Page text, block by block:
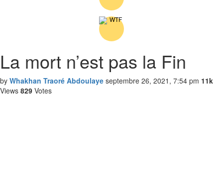
La mort n’est pas la Fin
by Whakhan Traoré Abdoulaye septembre 26, 2021, 7:54 pm 11k
Views 829 Votes